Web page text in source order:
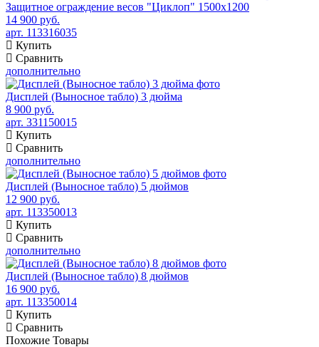
Защитное ограждение весов "Циклоп" 1500х1200
14 900 руб.
арт. 113316035
Купить
Сравнить
дополнительно
Дисплей (Выносное табло) 3 дюйма
8 900 руб.
арт. 331150015
Купить
Сравнить
дополнительно
Дисплей (Выносное табло) 5 дюймов
12 900 руб.
арт. 113350013
Купить
Сравнить
дополнительно
Дисплей (Выносное табло) 8 дюймов
16 900 руб.
арт. 113350014
Купить
Сравнить
Похожие Товары